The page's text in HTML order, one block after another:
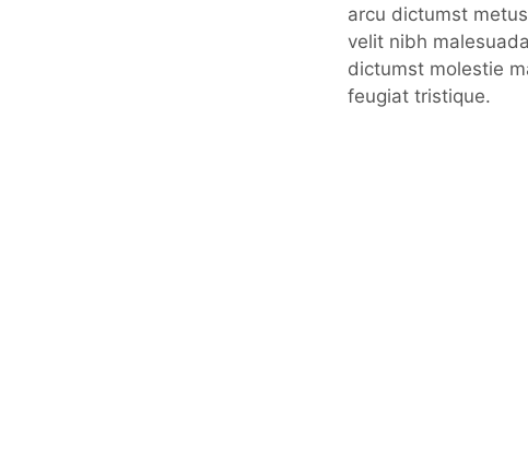
arcu dictumst
velit nibh
dictumst molestie
feugiat tristique.